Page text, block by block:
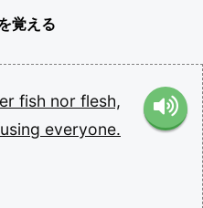
覚える
fish nor flesh,
everyone.